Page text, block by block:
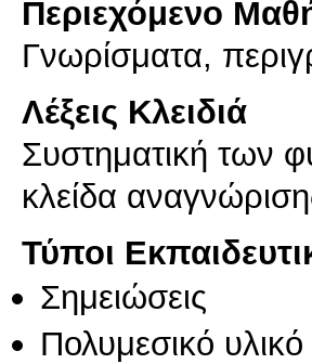
Περιεχόμενο
Γνωρίσματα,
Λέξεις Κλειδιά
Συστηματική των
κλείδα
Τύποι
Σημειώσεις
Πολυμεσικό υλικό